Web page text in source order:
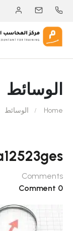
الوسائط
Home الوسائط
Comments
0 Comment